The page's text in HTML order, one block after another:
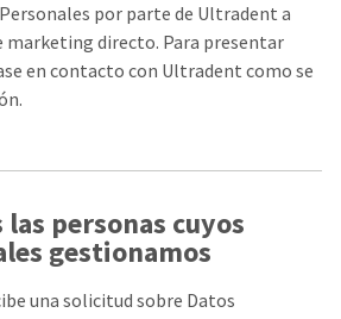
por parte de Ultradent a
marketing directo. Para presentar
en contacto con Ultradent como se
las personas cuyos
gestionamos
una solicitud sobre Datos